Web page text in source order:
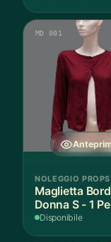
MD 001
NOLEGGIO PROPS
Maglietta
Donna S - 1
Disponibile